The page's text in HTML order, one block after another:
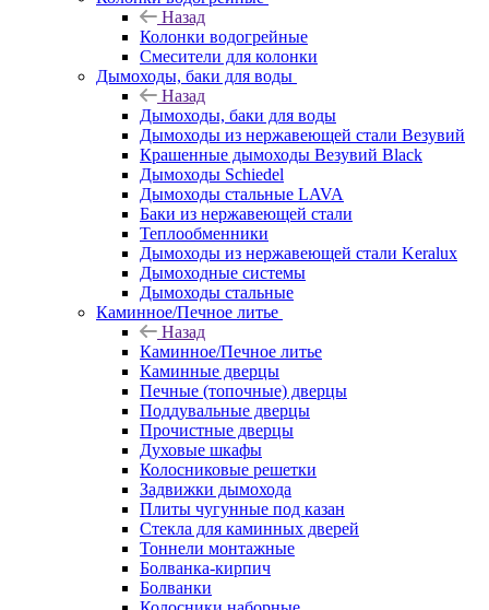
Назад
Колонки водогрейные
Смесители для колонки
Дымоходы, баки для воды
Назад
Дымоходы, баки для воды
Дымоходы из нержавеющей стали Везувий
Крашенные дымоходы Везувий Black
Дымоходы Schiedel
Дымоходы стальные LAVA
Баки из нержавеющей стали
Теплообменники
Дымоходы из нержавеющей стали Keralux
Дымоходные системы
Дымоходы стальные
Каминное/Печное литье
Назад
Каминное/Печное литье
Каминные дверцы
Печные (топочные) дверцы
Поддувальные дверцы
Прочистные дверцы
Духовые шкафы
Колосниковые решетки
Задвижки дымохода
Плиты чугунные под казан
Стекла для каминных дверей
Тоннели монтажные
Болванка-кирпич
Болванки